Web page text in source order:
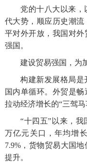
党的十八大以来
代大势，顺应历史潮
平对外开放，我国对
强国。
建设贸易强国，为
构建新发展格局是
国内单循环。外贸是
拉动经济增长的“三驾马
“十四五”以来，我
万亿元关口，年均增
7.9%，货物贸易大国
提升。